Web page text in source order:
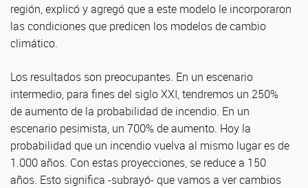
región, explicó y agregó que a este modelo le incorporaron
las condiciones que predicen los modelos de cambio
climático.
Los resultados son preocupantes. En un escenario
intermedio, para fines del siglo XXI, tendremos un 250%
de aumento de la probabilidad de incendio. En un
escenario pesimista, un 700% de aumento. Hoy la
probabilidad que un incendio vuelva al mismo lugar es de
1.000 años. Con estas proyecciones, se reduce a 150
años. Esto significa -subrayó- que vamos a ver cambios